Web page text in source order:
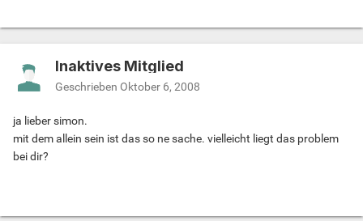
Inaktives Mitglied
Geschrieben Oktober 6, 2008
ja lieber simon.
mit dem allein sein ist das so ne sache. vielleicht liegt das problem
bei dir?